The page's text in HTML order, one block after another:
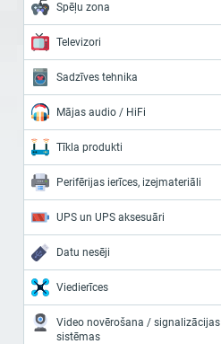
Spēļu zona
Televizori
Sadzīves tehnika
Mājas audio / HiFi
Tīkla produkti
Perifērijas ierīces, izejmateriāli
UPS un UPS aksesuāri
Datu nesēji
Viedierīces
Video novērošana / signalizācijas
sistēmas